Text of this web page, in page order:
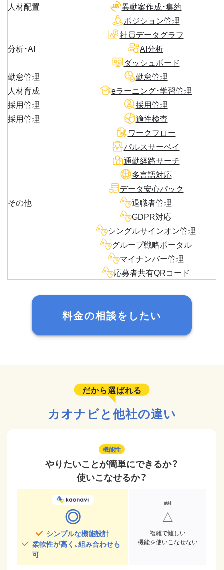
人材配置
異動案作成・集約
ポジション管理
分析・AI
社員データグラフ
AI分析
ダッシュボード
勤怠管理
勤怠管理
人材育成
eラーニング・学習管理
採用管理
採用管理
採用管理
適性検査
その他
ワークフロー
パルスサーベイ
通勤経路サーチ
多言語対応
データ安心パック
退職者管理
GDPR対応
シングルサインオン管理
グループ戦略ポータル
マイナンバー管理
応募者共有QRコード
料金の相談をしたい
だから選ばれる
カオナビと他社の違い
機能性
やりたいことが簡単にできるか？
使いこなせるか？
◎
シンプルな機能設計
柔軟性が高く、組み合わせも
可
△
複雑で難しい
機能を使いこなせない